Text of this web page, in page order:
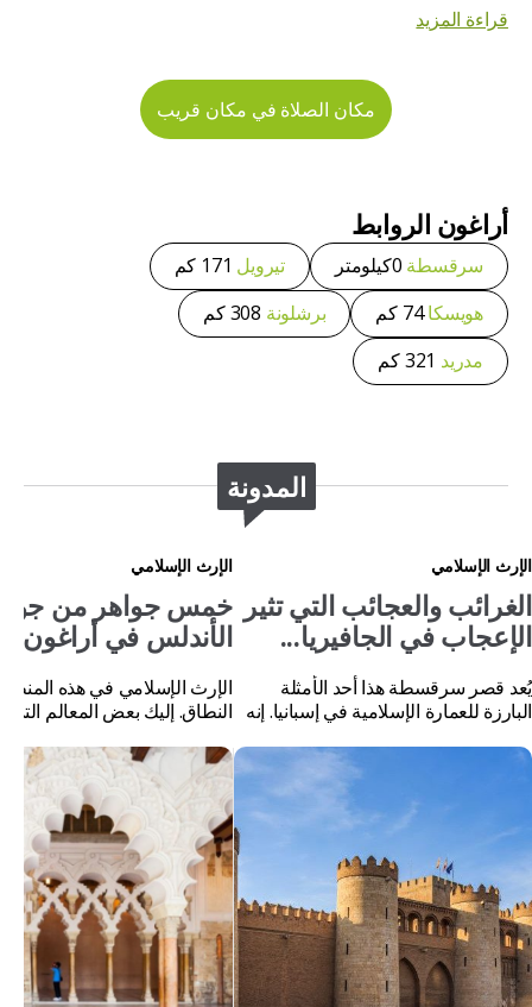
قراءة المزيد
مكان الصلاة في مكان قريب
أراغون الروابط
سرقسطة 0كيلومتر تيرويل 171 كم
هويسكا74 كم برشلونة 308 كم
مدريد 321 كم
المدونة
الإرث الإسلامي
الغرائب والعجائب التي تثير
الإعجاب في الجافيريا...
يُعد قصر سرقسطة هذا أحد الأمثلة
البارزة للعمارة الإسلامية في إسبانيا. إنه
الإرث الإسلامي
خمس جواهر من
الأندلس في أراغون
الإرث الإسلامي في هذه
النطاق. إليك بعض المعالم التي